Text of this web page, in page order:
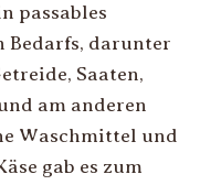
passables
Bedarfs, darunter
Saaten,
am anderen
Waschmittel und
gab es zum